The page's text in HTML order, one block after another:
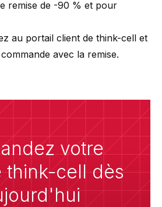
remise de -90 % et pour
au portail client de think-cell et
avec la remise.
votre
think-cell dès